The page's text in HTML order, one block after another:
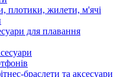
плотики, жилети, м'ячі
для плавання
браслети та аксесуари